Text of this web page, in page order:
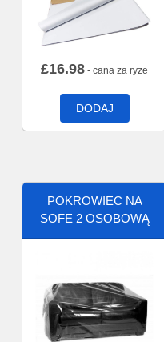
£16.98 - cana za ryze
DODAJ
POKROWIEC NA
SOFE 2 OSOBOWĄ